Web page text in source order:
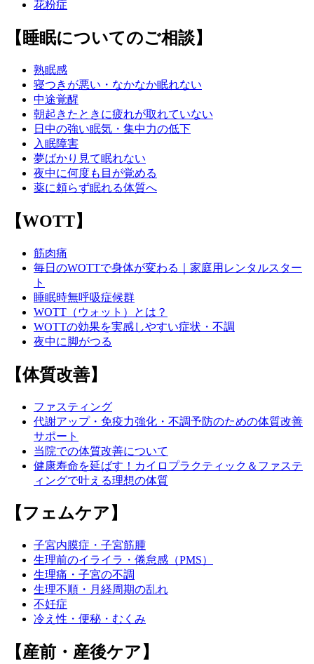
花粉症
【睡眠についてのご相談】
熟眠感
寝つきが悪い・なかなか眠れない
中途覚醒
朝起きたときに疲れが取れていない
日中の強い眠気・集中力の低下
入眠障害
夢ばかり見て眠れない
夜中に何度も目が覚める
薬に頼らず眠れる体質へ
【WOTT】
筋肉痛
毎日のWOTTで身体が変わる｜家庭用レンタルスター
ト
睡眠時無呼吸症候群
WOTT（ウォット）とは？
WOTTの効果を実感しやすい症状・不調
夜中に脚がつる
【体質改善】
ファスティング
代謝アップ・免疫力強化・不調予防のための体質改善
サポート
当院での体質改善について
健康寿命を延ばす！カイロプラクティック＆ファステ
ィングで叶える理想の体質
【フェムケア】
子宮内膜症・子宮筋腫
生理前のイライラ・倦怠感（PMS）
生理痛・子宮の不調
生理不順・月経周期の乱れ
不妊症
冷え性・便秘・むくみ
【産前・産後ケア】